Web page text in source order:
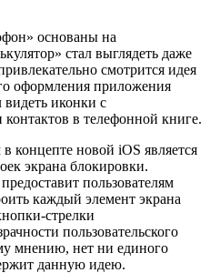
основаны на
стал выглядеть даже
смотрится идея
оформления приложения
иконки с
в телефонной книге.
новой iOS является
экрана блокировки.
пользователям
каждый элемент экрана
стрелки
пользовательского
мнению, нет ни единого
данную идею.